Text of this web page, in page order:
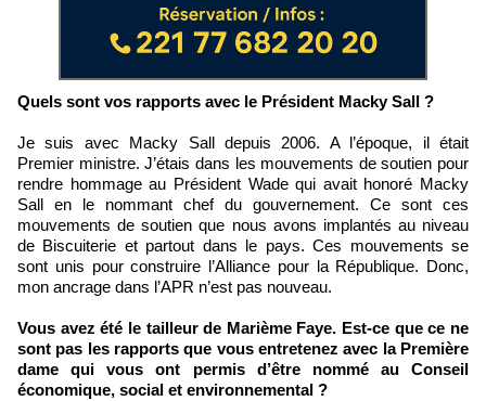
Quels sont vos rapports avec le Président Macky Sall ?
Je suis avec Macky Sall depuis 2006. A l’époque, il était
Premier ministre. J’étais dans les mouvements de soutien pour
rendre hommage au Président Wade qui avait honoré Macky
Sall en le nommant chef du gouvernement. Ce sont ces
mouvements de soutien que nous avons implantés au niveau
de Biscuiterie et partout dans le pays. Ces mouvements se
sont unis pour construire l’Alliance pour la République. Donc,
mon ancrage dans l’APR n’est pas nouveau.
Vous avez été le tailleur de Marième Faye. Est-ce que ce ne
sont pas les rapports que vous entretenez avec la Première
dame qui vous ont permis d’être nommé au Conseil
économique, social et environnemental ?